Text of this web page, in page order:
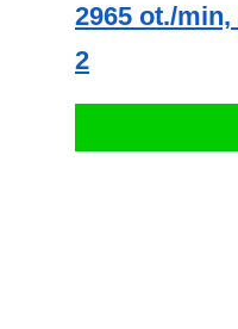
2965 ot./min,
2